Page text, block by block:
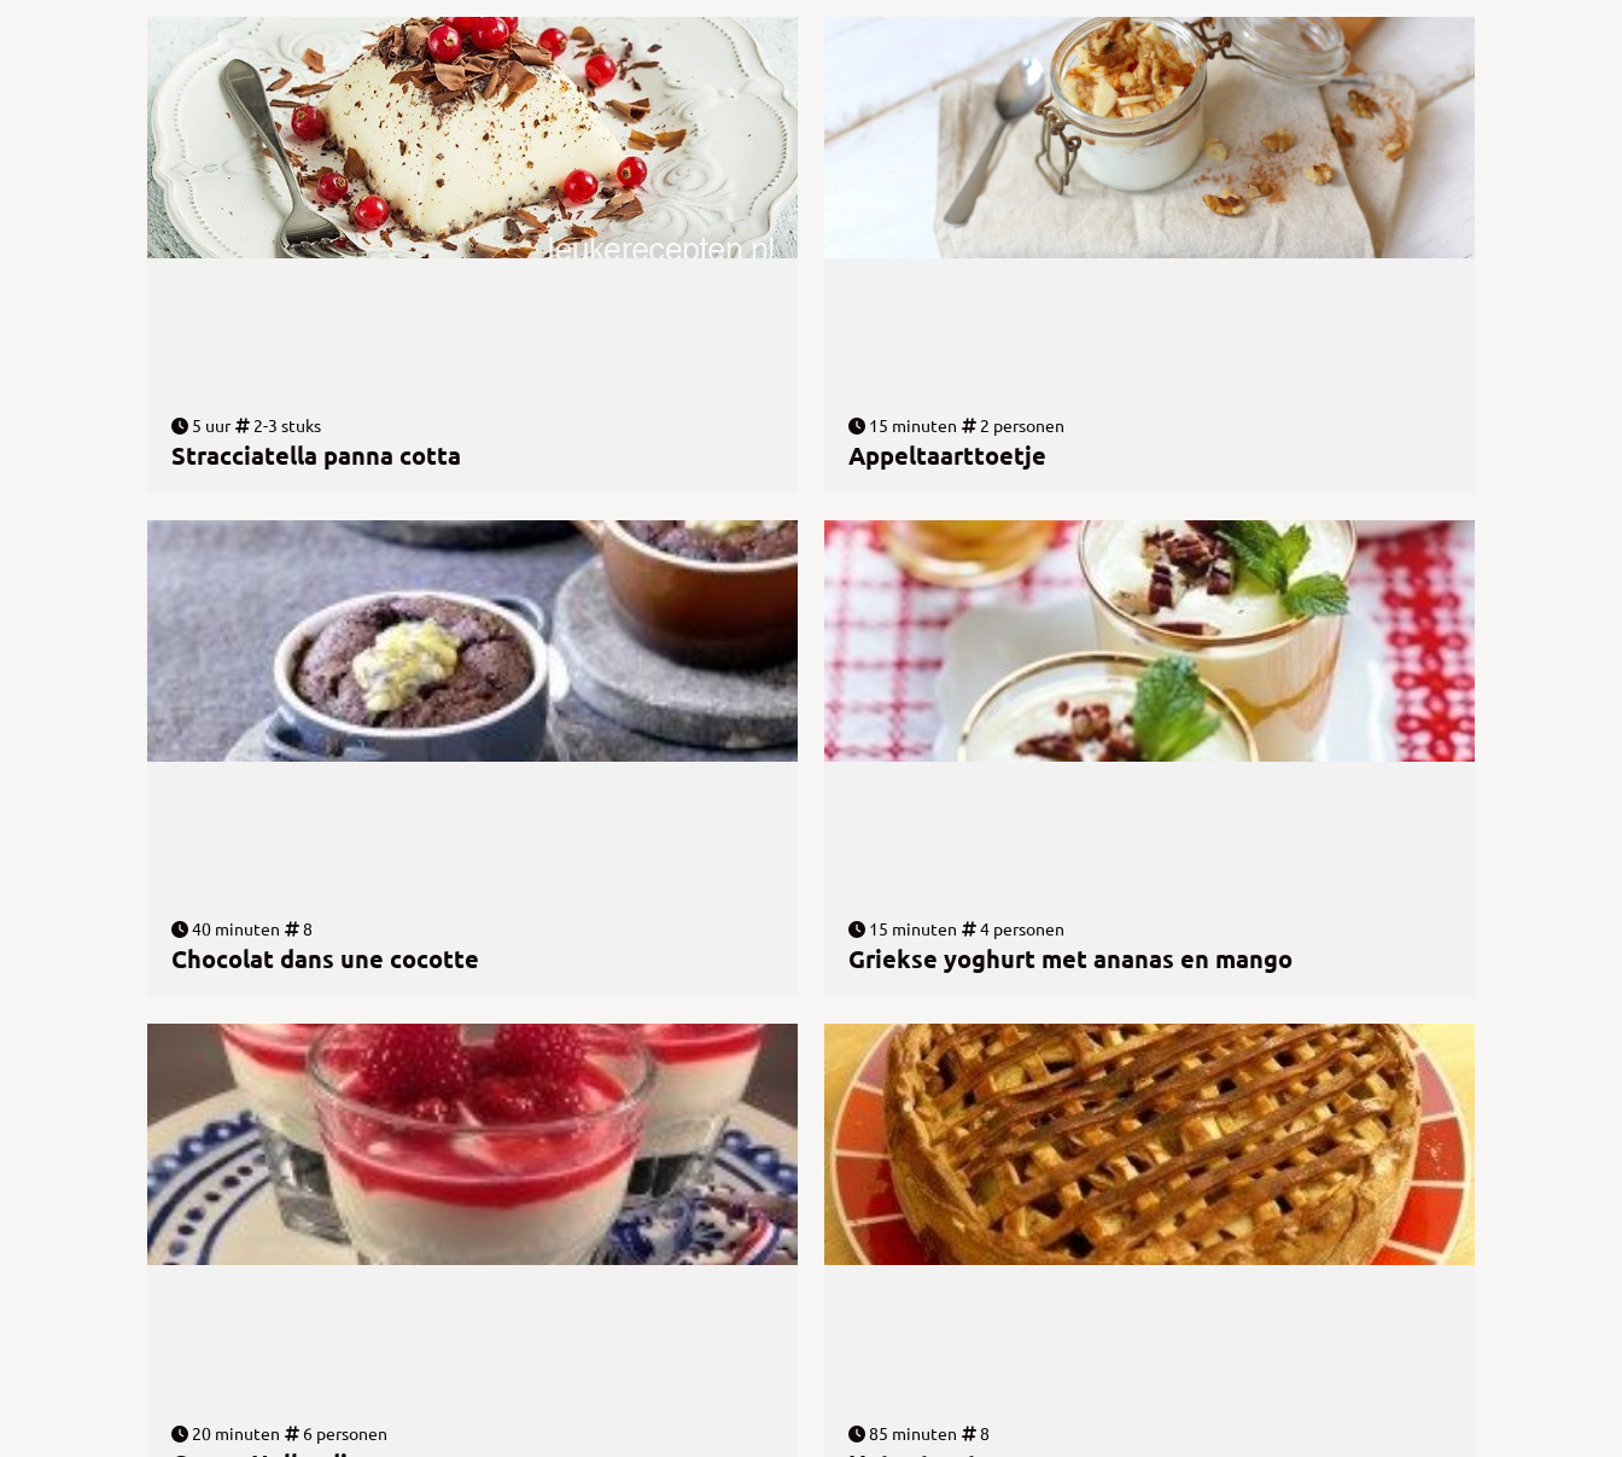
5 uur 2-3 stuks
Stracciatella panna cotta
15 minuten 2 personen
Appeltaarttoetje
40 minuten 8
Chocolat dans une cocotte
15 minuten 4 personen
Griekse yoghurt met ananas en mango
20 minuten 6 personen 85 minuten 8